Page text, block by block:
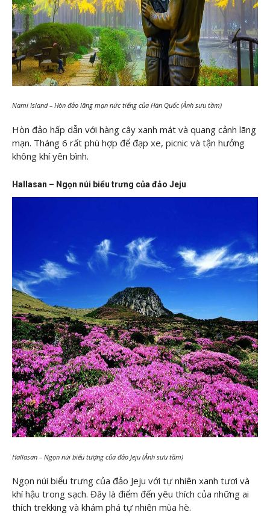
Nami Island – Hòn đảo lãng mạn nức tiếng của Hàn Quốc (Ảnh sưu tầm)
Hòn đảo hấp dẫn với hàng cây xanh mát và quang cảnh lãng
mạn. Tháng 6 rất phù hợp để đạp xe, picnic và tận hưởng
không khí yên bình.
Hallasan – Ngọn núi biểu trưng của đảo Jeju
Hallasan – Ngọn núi biểu tượng của đảo Jeju (Ảnh sưu tầm)
Ngọn núi biểu trưng của đảo Jeju với tự nhiên xanh tươi và
khí hậu trong sạch. Đây là điểm đến yêu thích của những ai
thích trekking và khám phá tự nhiên mùa hè.